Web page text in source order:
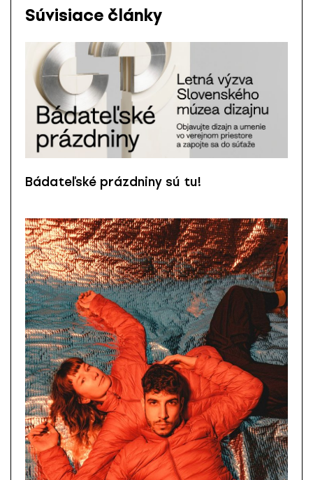
Súvisiace články
Bádateľské prázdniny sú tu!